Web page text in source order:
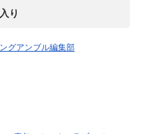
り
グアンブル編集部